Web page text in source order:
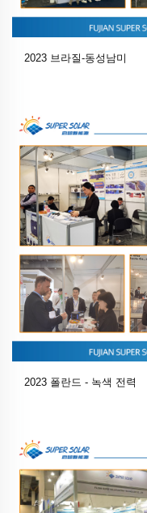
2023 브라질-동성남미
2023 폴란드 - 녹색 전력